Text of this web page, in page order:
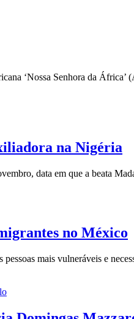
‘Nossa Senhora da
na Nigéria
data em que a beata
no México
mais vulneráveis ​​e